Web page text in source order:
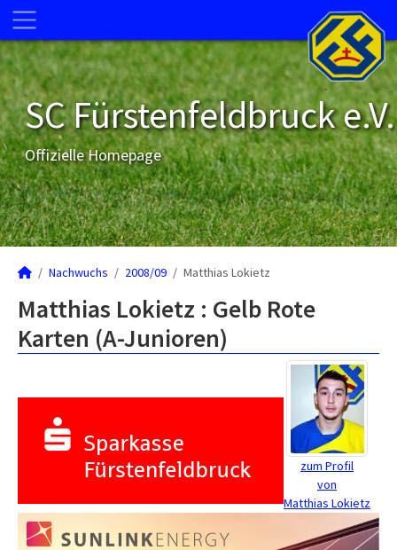
SC Fürstenfeldbruck e.V.
Offizielle Homepage
Nachwuchs 2008/09 Matthias Lokietz
Matthias Lokietz : Gelb Rote
Karten (A-Junioren)
zum Profil
von
Matthias Lokietz